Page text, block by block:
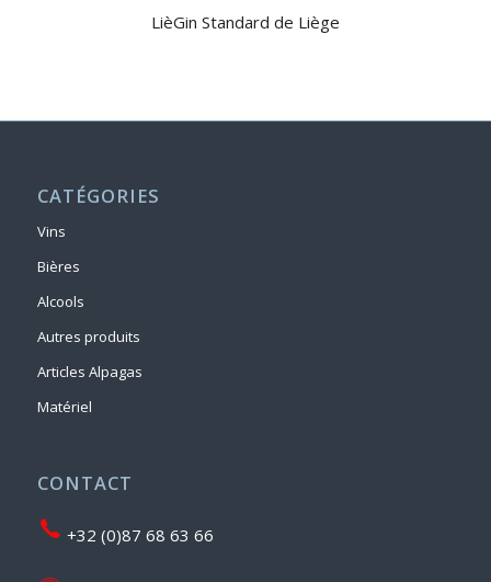
LièGin Standard de Liège
CATÉGORIES
Vins
Bières
Alcools
Autres produits
Articles Alpagas
Matériel
CONTACT
+32 (0)87 68 63 66